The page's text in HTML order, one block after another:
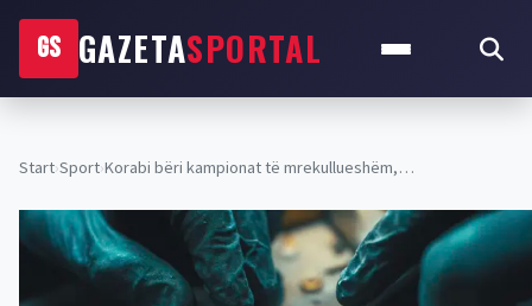
GS GAZETASPORTAL
Start›Sport›Korabi bëri kampionat të mrekullueshëm,…